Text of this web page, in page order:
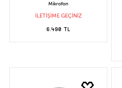
Mikrofon
İLETİŞİME GEÇİNİZ
6.490 TL